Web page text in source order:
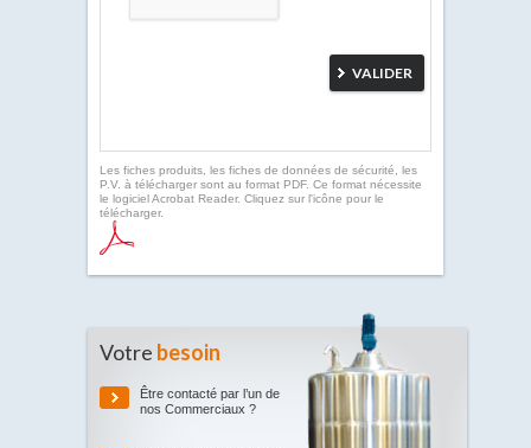
Les fiches produits, les fiches de données de sécurité, les
P.V. à télécharger sont au format PDF. Ce format nécessite
le logiciel Acrobat Reader. Cliquez sur l'icône pour le
télécharger.
Votre besoin
Être contacté par l’un de
nos Commerciaux ?